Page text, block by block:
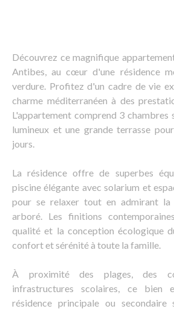
Découvrez ce magnifique
Antibes, au cœur d'une résidence
verdure. Profitez d'un cadre de vie
charme méditerranéen à des
L'appartement comprend 3 chambres
lumineux et une grande terrasse
jours.
La résidence offre de superbes
piscine élégante avec solarium et
pour se relaxer tout en admirant la
arboré. Les finitions
qualité et la conception écologique
confort et sérénité à toute la famille.
À proximité des plages, des
infrastructures scolaires, ce bien
résidence principale ou secondaire